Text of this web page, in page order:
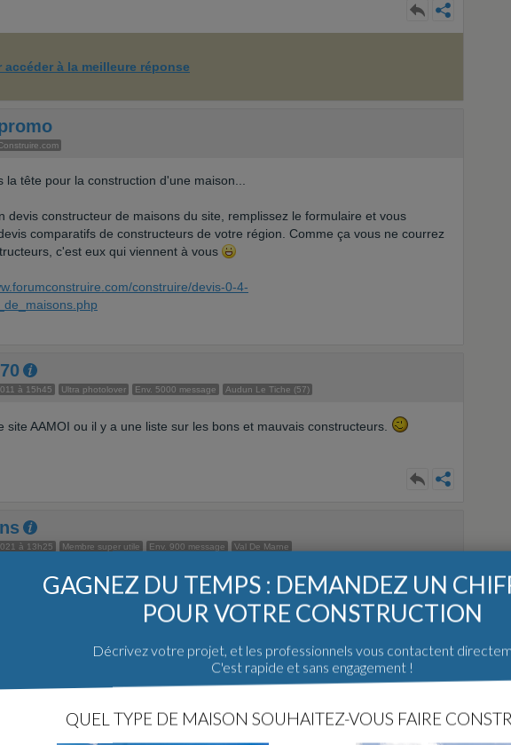
à la meilleure réponse
la tête pour la construction d'une maison...
devis constructeur de maisons du site, remplissez le formulaire et vous
comparatifs de constructeurs de votre région. Comme ça vous ne courrez
c'est eux qui viennent à vous
construire/devis-0-4-
à 15h45 Ultra photolover Env. 5000 message Audun Le Tiche (57)
site AAMOI ou il y a une liste sur les bons et mauvais constructeurs.
à 13h25 Membre super utile Env. 900 message Val De Marne
voyez notre récit !
GAGNEZ DU TEMPS : DEMANDEZ UN
POUR VOTRE CONSTRUCTION
Décrivez votre projet, et les professionnels vous contactent
C'est rapide et sans engagement !
QUEL TYPE DE MAISON SOUHAITEZ-VOUS FAIRE